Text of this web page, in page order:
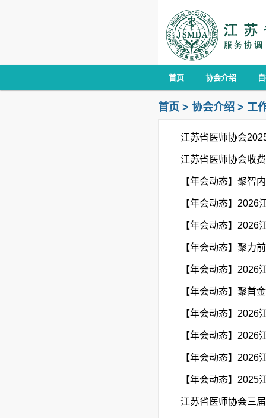
首页 协会介绍
首页 > 协会介绍 > 工
江苏省医师协会
江苏省医师协会收
【年会动态】聚智
【年会动态】2026
【年会动态】2026
【年会动态】聚力
【年会动态】2026
【年会动态】聚首
【年会动态】2026
【年会动态】2026
【年会动态】2026
【年会动态】2025
江苏省医师协会三